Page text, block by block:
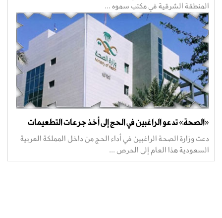
المنطقة الشرقية في مكتب سموه ...
«الصحة» تدعو الراغبين في الحج إلى أخذ جرعات التطعيمات
دعت وزارة الصحة الراغبين في أداء الحج من داخل المملكة العربية
السعودية هذا العام إلى الحرص ...